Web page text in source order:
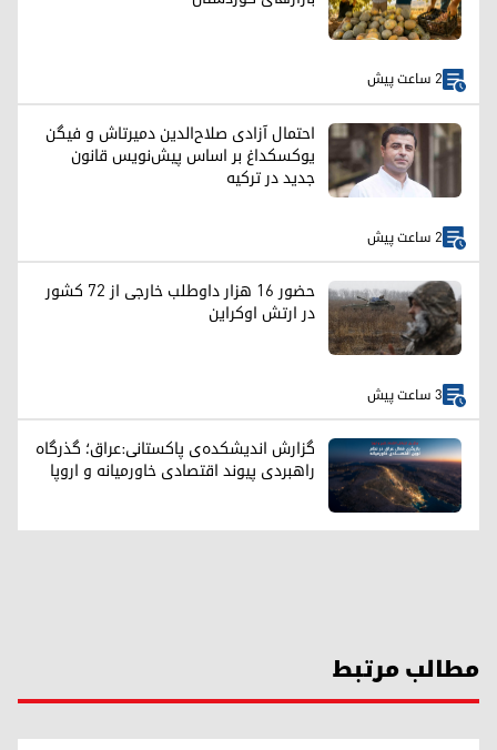
2 ساعت پیش
احتمال آزادی صلاح‌الدین دمیرتاش و فیگن
یوکسکداغ بر اساس پیش‌نویس قانون
جدید در ترکیه
2 ساعت پیش
حضور ۱۶ هزار داوطلب خارجی از ۷۲ کشور
در ارتش اوکراین
3 ساعت پیش
گزارش اندیشکده‌ی پاکستانی:عراق؛ گذرگاه
راهبردی پیوند اقتصادی خاورمیانه و اروپا
مطالب مرتبط